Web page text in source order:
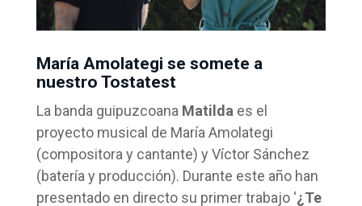
María Amolategi se somete a
nuestro Tostatest
La banda guipuzcoana Matilda es el
proyecto musical de María Amolategi
(compositora y cantante) y Víctor Sánchez
(batería y producción). Durante este año han
presentado en directo su primer trabajo ‘¿Te